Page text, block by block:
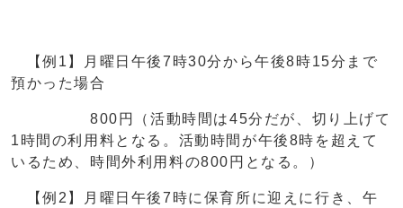
【例1】月曜日午後7時30分から午後8時15分まで
預かった場合
800円（活動時間は45分だが、切り上げて
1時間の利用料となる。活動時間が午後8時を超えて
いるため、時間外利用料の800円となる。）
【例2】月曜日午後7時に保育所に迎えに行き、午